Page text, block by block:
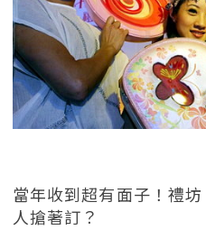
當年收到超有面子！禮
人搶著訂？